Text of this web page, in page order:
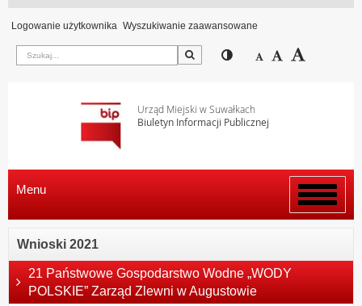
Logowanie użytkownika Wyszukiwanie zaawansowane
Szukaj Przełącz pomiędzy
Zmniejsz
Domyślny
Urząd Miejski w Suwałkach
Biuletyn Informacji Publicznej
Włącz
menu
Menu
Wnioski 2021
21 Państwowe Gospodarstwo Wodne „WODY
POLSKIE” Zarząd Zlewni w Augustowie